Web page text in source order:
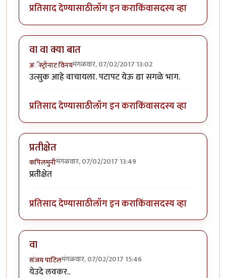
प्रतिसाद देण्यासाठीलॉग इन कराकिंवासदस्य व्हा
वा वा क्या बात
अॅस्ट्रोनाट विनयमंगळवार, 07/02/2017 13:02
उत्सुक आहे वाचायला. पटापट येऊ द्या सगळे भाग.
प्रतिसाद देण्यासाठीलॉग इन कराकिंवासदस्य व्हा
प्रतीक्षेत
कपिलमुनीमंगळवार, 07/02/2017 13:49
प्रतीक्षेत
प्रतिसाद देण्यासाठीलॉग इन कराकिंवासदस्य व्हा
वा
संजय पाटिलमंगळवार, 07/02/2017 15:46
येउदे लवकर..